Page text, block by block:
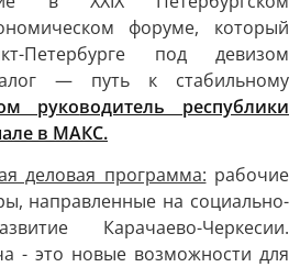
форуме, который
Петербурге под девизом
— путь к стабильному
руководитель республики
в МАКС.
деловая программа: рабочие
направленные на социально-
Карачаево-Черкесии.
- это новые возможности для